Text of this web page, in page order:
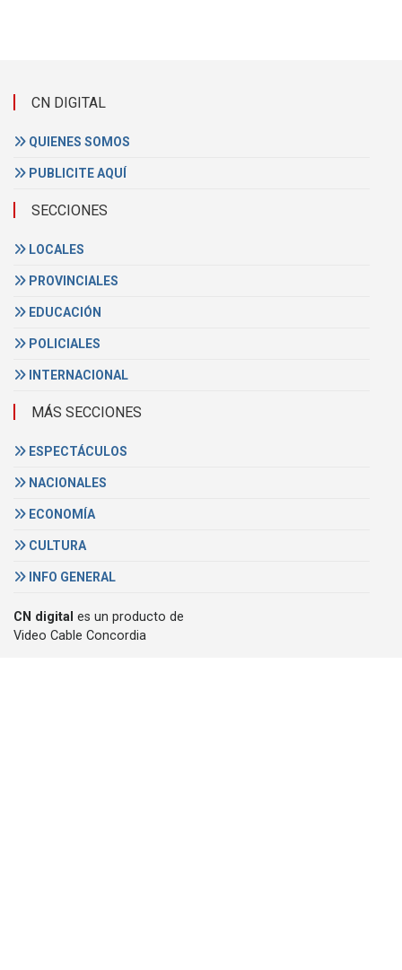
CN DIGITAL
QUIENES SOMOS
PUBLICITE AQUÍ
SECCIONES
LOCALES
PROVINCIALES
EDUCACIÓN
POLICIALES
INTERNACIONAL
MÁS SECCIONES
ESPECTÁCULOS
NACIONALES
ECONOMÍA
CULTURA
INFO GENERAL
CN digital es un producto de
Video Cable Concordia